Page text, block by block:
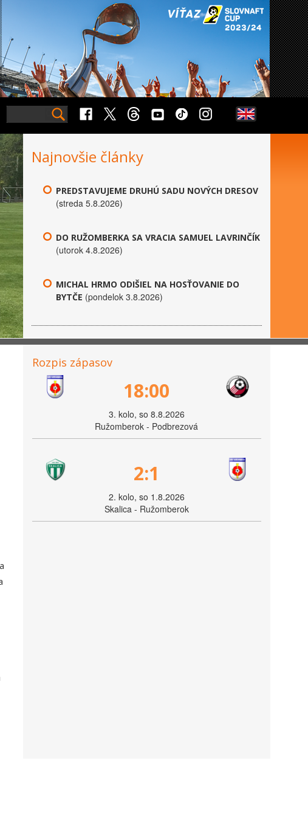
Najnovšie články
PREDSTAVUJEME DRUHÚ SADU NOVÝCH DRESOV
(streda 5.8.2026)
DO RUŽOMBERKA SA VRACIA SAMUEL LAVRINČÍK
(utorok 4.8.2026)
MICHAL HRMO ODIŠIEL NA HOSŤOVANIE DO
BYTČE (pondelok 3.8.2026)
Rozpis zápasov
18:00
3. kolo, so 8.8.2026
Ružomberok - Podbrezová
2:1
2. kolo, so 1.8.2026
Skalica - Ružomberok